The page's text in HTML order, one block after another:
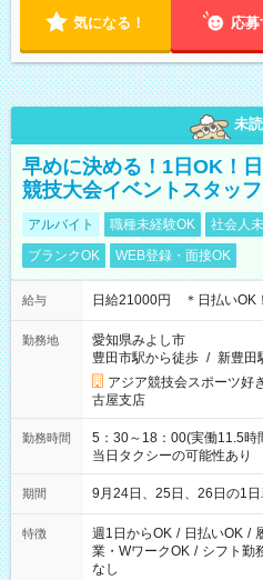
気になる！ 応募
未読
早めに決める！1日OK！
競技大会イベントスタッフ
アルバイト 職種未経験OK 社会人
ブランクOK
WEB登録・面接OK
給与 日給21000円 ＊日払いOK！
勤務地
愛知県みよし市
豊田市駅から徒歩 / 新豊田
アジア競技会スポーツ好
古屋支店
勤務時間
5：30～18：00(実働11.5時
当日タクシーの可能性あり
期間 9月24日、25日、26日の1
特徴 週1日からOK / 日払いOK /
業・WワークOK / シフト勤
なし